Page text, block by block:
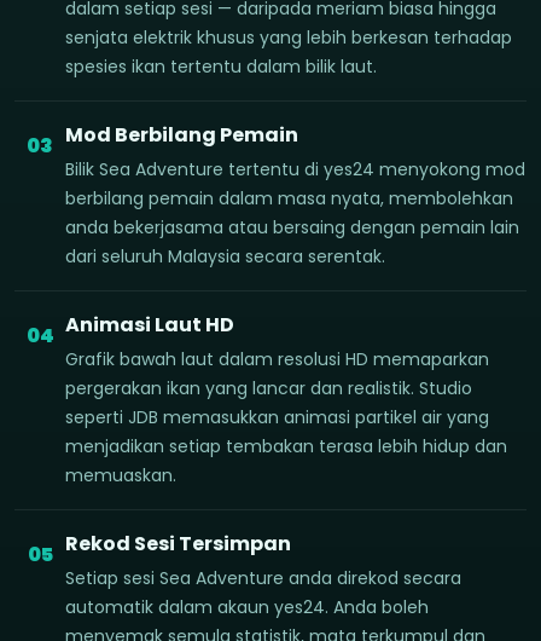
dalam setiap sesi — daripada meriam biasa hingga
senjata elektrik khusus yang lebih berkesan terhadap
spesies ikan tertentu dalam bilik laut.
03 Mod Berbilang Pemain
Bilik Sea Adventure tertentu di yes24 menyokong mod
berbilang pemain dalam masa nyata, membolehkan
anda bekerjasama atau bersaing dengan pemain lain
dari seluruh Malaysia secara serentak.
04 Animasi Laut HD
Grafik bawah laut dalam resolusi HD memaparkan
pergerakan ikan yang lancar dan realistik. Studio
seperti JDB memasukkan animasi partikel air yang
menjadikan setiap tembakan terasa lebih hidup dan
memuaskan.
05 Rekod Sesi Tersimpan
Setiap sesi Sea Adventure anda direkod secara
automatik dalam akaun yes24. Anda boleh